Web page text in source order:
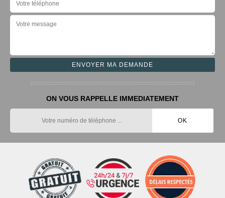
ON VOUS RAPPELLE IMMEDIATEMENT